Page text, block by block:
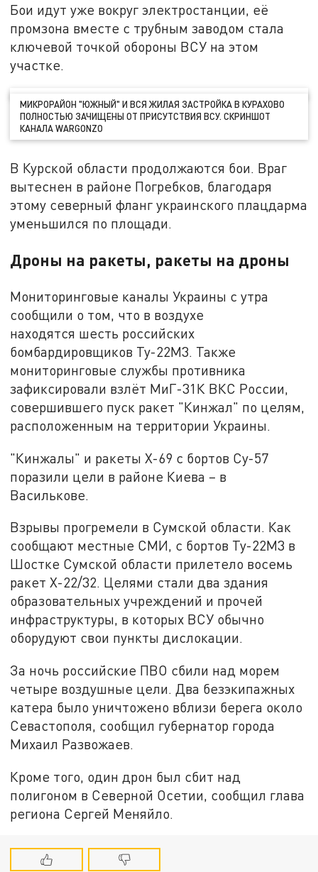
Бои идут уже вокруг электростанции, её
промзона вместе с трубным заводом стала
ключевой точкой обороны ВСУ на этом
участке.
МИКРОРАЙОН "ЮЖНЫЙ" И ВСЯ ЖИЛАЯ ЗАСТРОЙКА В КУРАХОВО
ПОЛНОСТЬЮ ЗАЧИЩЕНЫ ОТ ПРИСУТСТВИЯ ВСУ. СКРИНШОТ
КАНАЛА WARGONZO
В Курской области продолжаются бои. Враг
вытеснен в районе Погребков, благодаря
этому северный фланг украинского плацдарма
уменьшился по площади.
Дроны на ракеты, ракеты на дроны
Мониторинговые каналы Украины с утра
сообщили о том, что в воздухе
находятся шесть российских
бомбардировщиков Ту-22М3. Также
мониторинговые службы противника
зафиксировали взлёт МиГ-31К ВКС России,
совершившего пуск ракет "Кинжал" по целям,
расположенным на территории Украины.
"Кинжалы" и ракеты Х-69 с бортов Су-57
поразили цели в районе Киева – в
Василькове.
Взрывы прогремели в Сумской области. Как
сообщают местные СМИ, с бортов Ту-22М3 в
Шостке Сумской области прилетело восемь
ракет Х-22/32. Целями стали два здания
образовательных учреждений и прочей
инфраструктуры, в которых ВСУ обычно
оборудуют свои пункты дислокации.
За ночь российские ПВО сбили над морем
четыре воздушные цели. Два безэкипажных
катера было уничтожено вблизи берега около
Севастополя, сообщил губернатор города
Михаил Развожаев.
Кроме того, один дрон был сбит над
полигоном в Северной Осетии, сообщил глава
региона Сергей Меняйло.